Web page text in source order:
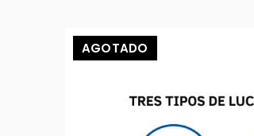
AGOTADO